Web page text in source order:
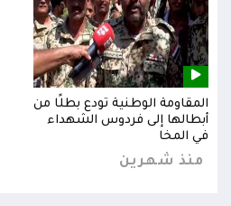
المقاومة الوطنية تودع بطلًا من
أبطالها إلى فردوس الشهداء
في المخا
منذ شهرين